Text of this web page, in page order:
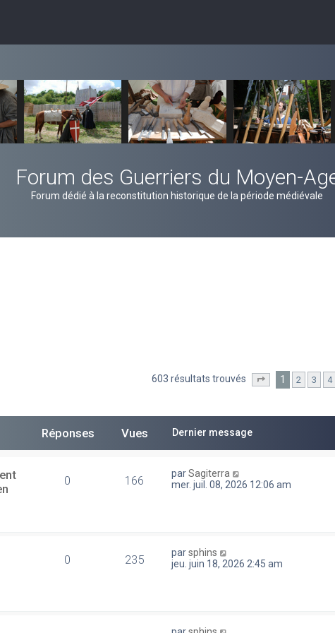
Forum des Guerriers du Moyen-
Forum dédié à la reconstitution historique de la période médiévale
603 résultats trouvés Page sur 13
1 2 3 4
Réponses Vues Dernier message
0 166 parSagiterra
mer. juil. 08, 2026 12:06 am
0 235 parsphins
jeu. juin 18, 2026 2:45 am